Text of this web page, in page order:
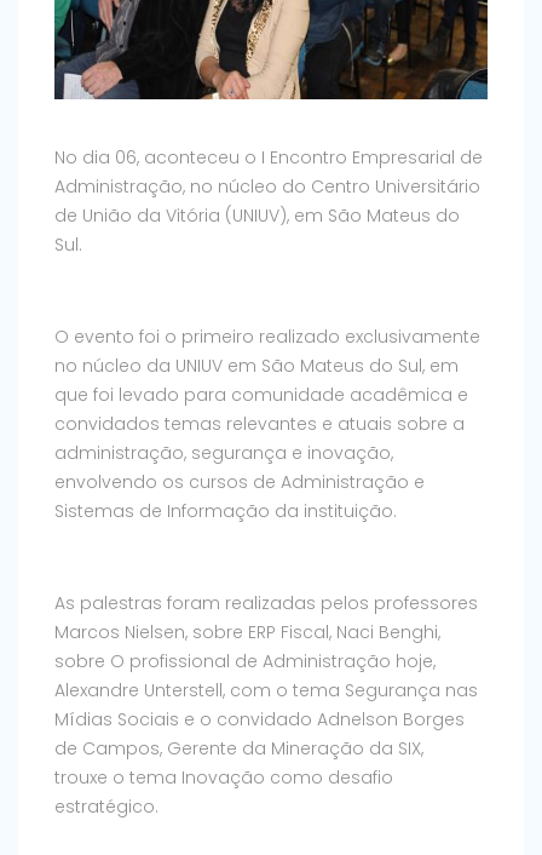
No dia 06, aconteceu o I Encontro Empresarial de
Administração, no núcleo do Centro Universitário
de União da Vitória (UNIUV), em São Mateus do
Sul.
O evento foi o primeiro realizado exclusivamente
no núcleo da UNIUV em São Mateus do Sul, em
que foi levado para comunidade acadêmica e
convidados temas relevantes e atuais sobre a
administração, segurança e inovação,
envolvendo os cursos de Administração e
Sistemas de Informação da instituição.
As palestras foram realizadas pelos professores
Marcos Nielsen, sobre ERP Fiscal, Naci Benghi,
sobre O profissional de Administração hoje,
Alexandre Unterstell, com o tema Segurança nas
Mídias Sociais e o convidado Adnelson Borges
de Campos, Gerente da Mineração da SIX,
trouxe o tema Inovação como desafio
estratégico.